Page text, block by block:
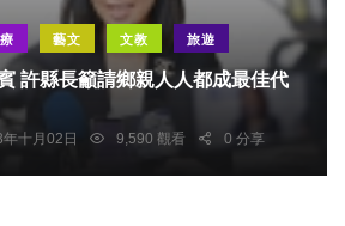
藝文 文教 旅遊
許縣長籲請鄉親人人都成最佳代
十月02日 9,590 觀看 0 分享